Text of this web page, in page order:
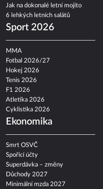
Jak na dokonalé letní mojito
6 lehkých letních salátů
Sport 2026
MMA
Fotbal 2026/27
Hokej 2026
Tenis 2026
F1 2026
Atletika 2026
Cyklistika 2026
Ekonomika
Smrt OSVČ
Spořicí účty
Superdávka – změny
Důchody 2027
Minimální mzda 2027